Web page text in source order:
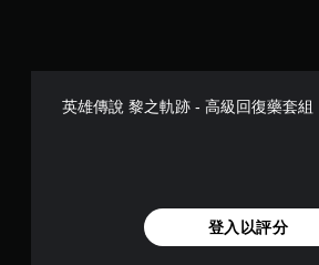
英雄傳說 黎之軌跡 - 高級回復藥套組
登入以評分